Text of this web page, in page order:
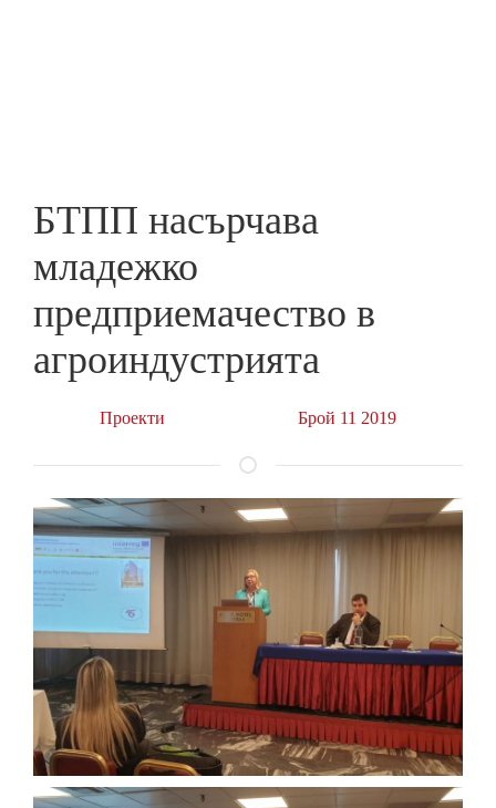
БТПП насърчава
младежко
предприемачество в
агроиндустрията
Проекти Брой 11 2019